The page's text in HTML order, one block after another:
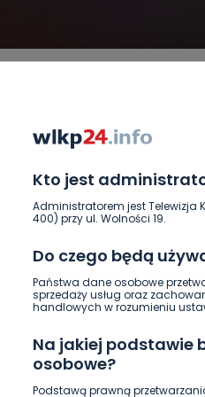
Kto jest
Administratorem jest Telewizja
400) przy ul. Wolności 19.
Do czego będą
Państwa dane osobowe
sprzedaży usług oraz
handlowych w rozumieniu
Na jakiej podstawie
osobowe?
Podstawą prawną
CIEKAWOSTKI EDUKACJA
RELIGIA SAMORZĄD